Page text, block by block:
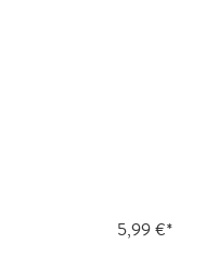
5,99 €*